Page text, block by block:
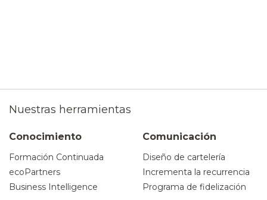
Nuestras herramientas
Conocimiento
Formación Continuada
ecoPartners
Business Intelligence
Comunicación
Diseño de cartelería
Incrementa la recurrencia
Programa de fidelización